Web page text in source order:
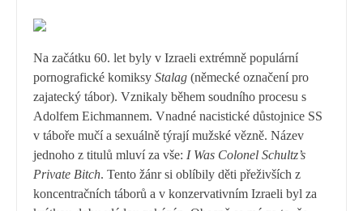
Na začátku 60. let byly v Izraeli extrémně populární
pornografické komiksy Stalag (německé označení pro
zajatecký tábor). Vznikaly během soudního procesu s
Adolfem Eichmannem. Vnadné nacistické důstojnice SS
v táboře mučí a sexuálně týrají mužské vězně. Název
jednoho z titulů mluví za vše: I Was Colonel Schultz’s
Private Bitch. Tento žánr si oblíbily děti přeživších z
koncentračních táborů a v konzervativním Izraeli byl za